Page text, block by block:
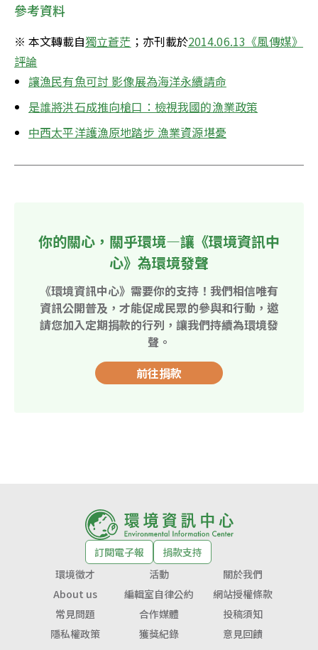
參考資料
※ 本文轉載自獨立蒼茫 ；亦刊載於2014.06.13《風傳媒》
評論
讓漁民有魚可討 影像展為海洋永續請命
是誰將洪石成推向槍口：檢視我國的漁業政策
中西太平洋護漁原地踏步 漁業資源堪憂
你的關心，關乎環境—讓《環境資訊中
心》為環境發聲
《環境資訊中心》需要你的支持！我們相信唯有
資訊公開普及，才能促成民眾的參與和行動，邀
請您加入定期捐款的行列，讓我們持續為環境發
聲。
前往捐款
訂閱電子報
捐款支持
環境徵才
活動
關於我們
About us
編輯室自律公約
網站授權條款
常見問題
合作媒體
投稿須知
隱私權政策
獲獎紀錄 意見回饋